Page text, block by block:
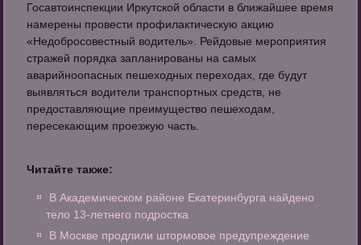
Госавтоинспекции Иркутской области в ближайшее время
намерены провести профилактическую акцию
«Недобросовестный водитель». Рейдовые мероприятия
стражей порядка запланированы на самых
аварийноопасных пешеходных переходах, где будут
выявляться водители транспортных средств, не
предоставляющие преимущество пешеходам,
пересекающим проезжую часть.
Читайте также:
В Академическом районе Екатеринбурга найдено
тело 13-летнего подростка
В Москве продлили штормовое предупреждение